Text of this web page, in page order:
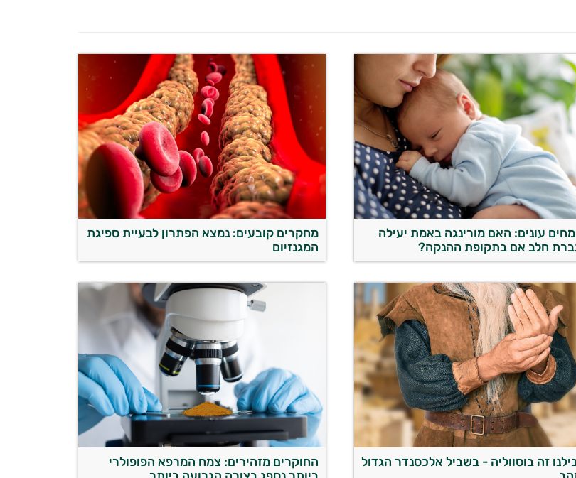
עונים: האם מורינגה באמת יעילה
חלב אם בתקופת ההנקה?
מחקרים קובעים: נמצא הפתרון לבעיית ספיגת
המגנזיום
זה בוסווליה - בשביל אלכסנדר הגדול
החוקרים מזהירים: צמח המרפא הפופולרי